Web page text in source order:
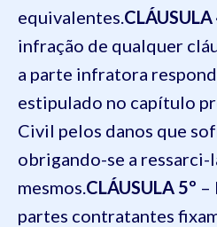
equivalentes.CLÁUSULA
infração de qualquer
a parte infratora
estipulado no capítulo
Civil pelos danos que
obrigando-se a ressarci-
mesmos.CLÁUSULA 5º –
partes contratantes